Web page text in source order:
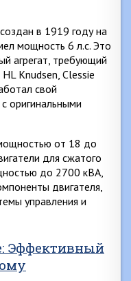
в 1919 году на
мощность 6 л.с. Это
агрегат, требующий
Knudsen, Clessie
свой
оригинальными
от 18 до
для сжатого
до 2700 кВА,
двигателя,
управления и
Эффективный